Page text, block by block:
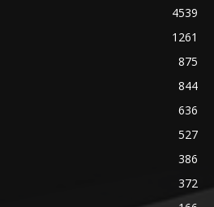
4539
1261
875
844
636
527
386
372